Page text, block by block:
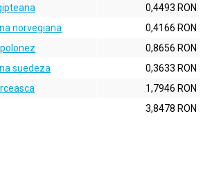
0,4493 RON
norvegiana
0,4166 RON
0,8656 RON
suedeza
0,3633 RON
1,7946 RON
3,8478 RON